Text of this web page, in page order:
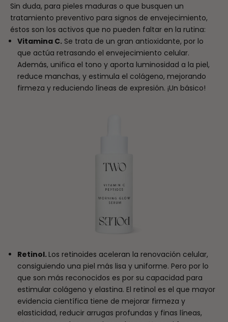
Sin duda, para pieles maduras o que busquen un
tratamiento preventivo para signos de envejecimiento,
éstos son los activos que no pueden faltar en la rutina:
Vitamina C. Se trata de un gran antioxidante, por lo
que actúa retrasando el envejecimiento celular.
Además, unifica el tono y aporta luminosidad a la piel,
reduce manchas, y estimula el colágeno, mejorando
firmeza y reduciendo líneas de expresión. ¡Un básico!
Retinol.Los retinoides aceleran la renovación celular,
consiguiendo una piel más lisa y uniforme. Pero por lo
que son más reconocidos es por su capacidad para
estimular colágeno y elastina. El retinol es el que mayor
evidencia científica tiene de mejorar firmeza y
elasticidad, reducir arrugas profundas y finas líneas,